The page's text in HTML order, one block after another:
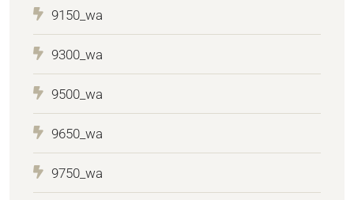
9150_wa
9300_wa
9500_wa
9650_wa
9750_wa